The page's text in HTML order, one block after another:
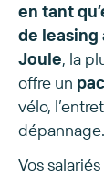
en tant
de leasing
Joule, la
offre un
vélo,
dépannage.
Vos